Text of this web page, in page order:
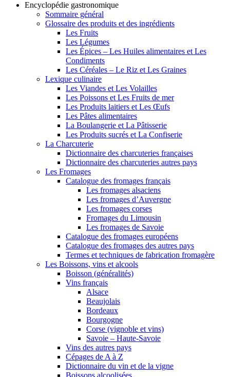
Encyclopédie gastronomique
Sommaire général
Glossaire des produits et des ingrédients
Les Fruits
Les Légumes
Les Épices – Les Huiles alimentaires et Les
Condiments
Les Céréales – Le Riz et Les Graines
Lexique culinaire
Les Viandes et Les Volailles
Les Poissons et Les Fruits de mer
Les Produits laitiers et Les Œufs
Les Pâtes alimentaires
La Boulangerie et La Pâtisserie
Les Produits sucrés et La Confiserie
La Charcuterie
Dictionnaire des charcuteries françaises
Dictionnaire des charcuteries autres pays
Les Fromages
Catalogue des fromages français
Les fromages alsaciens
Les fromages d’Auvergne
Les fromages corses
Fromages du Limousin
Les fromages de Savoie
Catalogue des fromages européens
Catalogue des fromages des autres pays
Termes et techniques de fabrication fromagère
Les Boissons, vins et alcools
Boisson (généralités)
Vins français
Alsace
Beaujolais
Bordeaux
Bourgogne
Corse (vignoble et vins)
Savoie – Haute-Savoie
Vins des autres pays
Cépages de A à Z
Dictionnaire du vin et de la vigne